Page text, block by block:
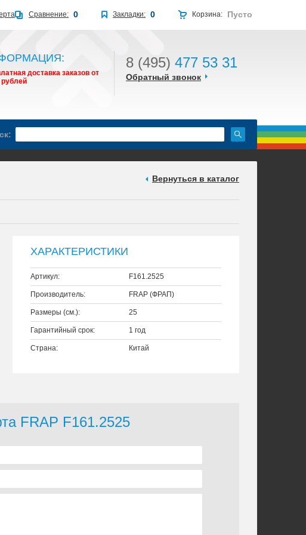
доставка заказов от
рублей
8 (495) 477 53 31
Обратный звонок
Вернуться в каталог
ХАРАКТЕРИСТИКИ
Артикул: F161.2525
Производитель: FRAP (ФРАП)
Размеры (см.): 25
Гарантийный срок: 1 год
Страна: Китай
FRAP F161.2525
Корзина: Пусто
Закладки: 0
Сравнение: 0